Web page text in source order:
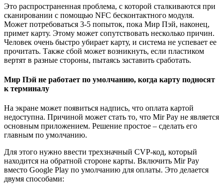
Это распространенная проблема, с которой сталкиваются при
сканировании с помощью NFC бесконтактного модуля.
Может потребоваться 3-5 попыток, пока Мир Пэй, наконец,
примет карту. Этому может сопутствовать несколько причин.
Человек очень быстро убирает карту, и система не успевает ее
прочитать. Также сбой может возникнуть, если пластиком
вертят в разные стороны, пытаясь заставить сработать.
Мир Пэй не работает по умолчанию, когда карту подносят
к терминалу
На экране может появиться надпись, что оплата картой
недоступна. Причиной может стать то, что Mir Pay не является
основным приложением. Решение простое – сделать его
главным по умолчанию.
Для этого нужно ввести трехзначный CVP-код, который
находится на обратной стороне карты. Включить Mir Pay
вместо Google Play по умолчанию для оплаты. Это делается
двумя способами: